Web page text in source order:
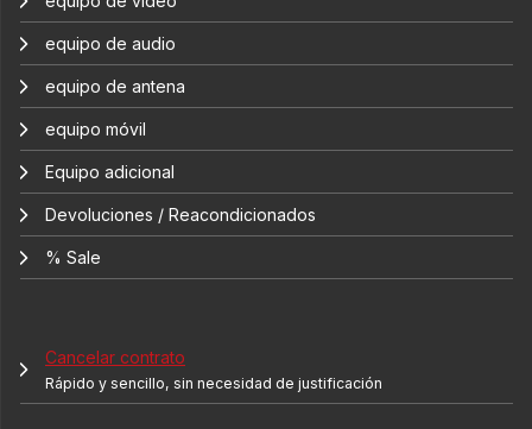
equipo de audio
equipo de antena
equipo móvil
Equipo adicional
Devoluciones / Reacondicionados
% Sale
Cancelar contrato
Rápido y sencillo, sin necesidad de justificación